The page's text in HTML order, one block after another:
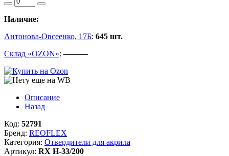
Наличие:
Антонова-Овсеенко, 17Б: 645 шт.
Склад «OZON»:———
Описание
Назад
Код: 52791
Бренд: REOFLEX
Категория: Отвердители для акрила
Артикул: RX H-33/200